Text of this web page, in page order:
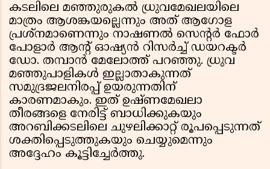
കടലിലെ മഞ്ഞുരുകൽ ധ്രുവമേഖലയിലെ
മാത്രം ആശങ്കയല്ലെന്നും അത് ആഗോള
പ്രശ്‌നമാണെന്നും നാഷണൽ സെന്റർ ഫോർ
പോളാർ ആന്റ് ഓഷ്യൻ റിസർച്ച് ഡയറക്ടർ
ഡോ. തമ്പാൻ മേലോത്ത് പറഞ്ഞു. ധ്രുവ
മഞ്ഞുപാളികൾ ഇല്ലാതാകുന്നത്
സമുദ്രജലനിരപ്പ് ഉയരുന്നതിന്
കാരണമാകും. ഇത് ഉഷ്ണമേഖലാ
തീരങ്ങളെ നേരിട്ട് ബാധിക്കുകയും
അറബിക്കടലിലെ ചുഴലിക്കാറ്റ് രൂപപ്പെടുന്നത്
ശക്തിപ്പെടുത്തുകയും ചെയ്യുമെന്നും
അദ്ദേഹം കൂട്ടിച്ചേർത്തു.